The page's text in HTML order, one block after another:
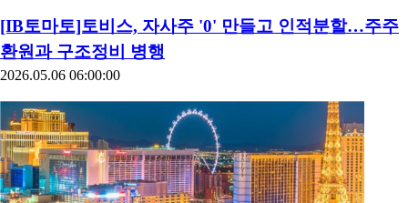
[IB토마토]토비스, 자사주 '0' 만들고 인적분할…주주
환원과 구조정비 병행
2026.05.06 06:00:00